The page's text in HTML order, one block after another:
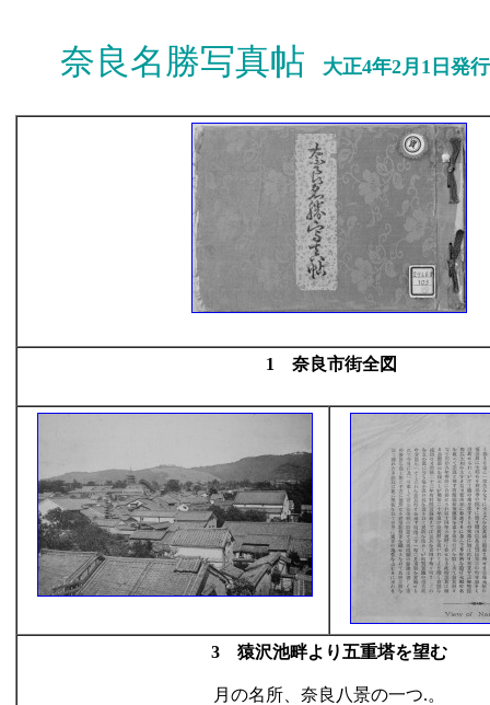
1 奈良市街全図
3 猿沢池畔より五重塔を望む
月の名所、奈良八景の一つ.。
奈良名勝写真帖 大正4年2月1日発